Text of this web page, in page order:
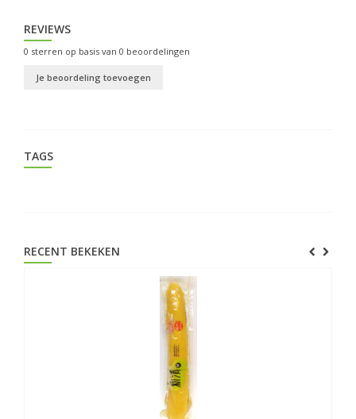
REVIEWS
0 sterren op basis van 0 beoordelingen
Je beoordeling toevoegen
TAGS
RECENT BEKEKEN